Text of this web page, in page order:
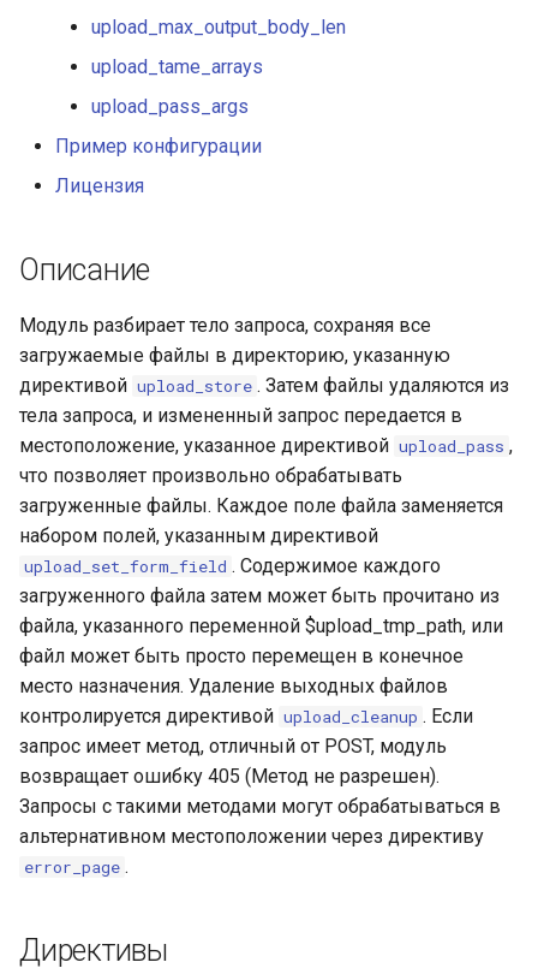
httpipe
hyperscan
ini
injection
iputils
jit-uuid
jq
jsonrpc-batch
jump-consistent-hash
jwt-verification
jwt
kafka
libcjson
upload_max_output_body_len
upload_tame_arrays
upload_pass_args
Пример конфигурации
Лицензия
Описание
Модуль разбирает тело запроса, сохраняя все
загружаемые файлы в директорию, указанную
директивой upload_store . Затем файлы удаляются из
тела запроса, и измененный запрос передается в
местоположение, указанное директивой upload_pass ,
что позволяет произвольно обрабатывать
загруженные файлы. Каждое поле файла заменяется
набором полей, указанным директивой
upload_set_form_field . Содержимое каждого
загруженного файла затем может быть прочитано из
файла, указанного переменной $upload_tmp_path, или
файл может быть просто перемещен в конечное
место назначения. Удаление выходных файлов
контролируется директивой upload_cleanup . Если
запрос имеет метод, отличный от POST, модуль
возвращает ошибку 405 (Метод не разрешен).
Запросы с такими методами могут обрабатываться в
альтернативном местоположении через директиву
error_page .
Директивы